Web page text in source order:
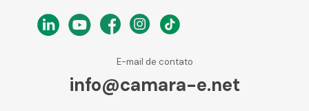
E-mail de contato
info@camara-e.net